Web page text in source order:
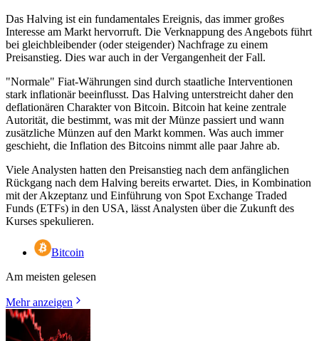
Das Halving ist ein fundamentales Ereignis, das immer großes
Interesse am Markt hervorruft. Die Verknappung des Angebots führt
bei gleichbleibender (oder steigender) Nachfrage zu einem
Preisanstieg. Dies war auch in der Vergangenheit der Fall.
"Normale" Fiat-Währungen sind durch staatliche Interventionen
stark inflationär beeinflusst. Das Halving unterstreicht daher den
deflationären Charakter von Bitcoin. Bitcoin hat keine zentrale
Autorität, die bestimmt, was mit der Münze passiert und wann
zusätzliche Münzen auf den Markt kommen. Was auch immer
geschieht, die Inflation des Bitcoins nimmt alle paar Jahre ab.
Viele Analysten hatten den Preisanstieg nach dem anfänglichen
Rückgang nach dem Halving bereits erwartet. Dies, in Kombination
mit der Akzeptanz und Einführung von Spot Exchange Traded
Funds (ETFs) in den USA, lässt Analysten über die Zukunft des
Kurses spekulieren.
Bitcoin
Am meisten gelesen
Mehr anzeigen